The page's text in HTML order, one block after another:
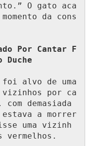
O gato aca
da cons
Por Cantar F
Duche
foi alvo de uma
por ca
demasiada
estava a morrer
uma vizinh
vermelhos.